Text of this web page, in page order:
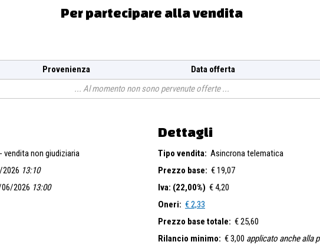
Per partecipare alla vendita
Provenienza Data offerta
Al momento non sono pervenute offerte
vendita non giudiziaria
13:10
2026 13:00
Dettagli
Tipo vendita: Asincrona telematica
Prezzo base: € 19,07
Iva: (22,00%) € 4,20
Oneri: € 2,33
Prezzo base totale: € 25,60
Rilancio minimo: € 3,00 applicato anche alla